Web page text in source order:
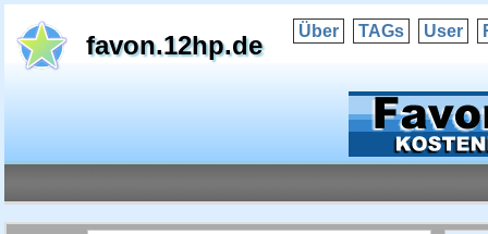
favon.12hp.de Über TAGs User